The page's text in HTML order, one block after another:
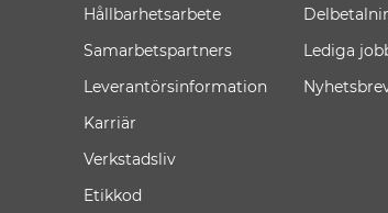
Hållbarhetsarbete
Samarbetspartners
Leverantörsinformation
Karriär
Verkstadsliv
Etikkod
Lediga